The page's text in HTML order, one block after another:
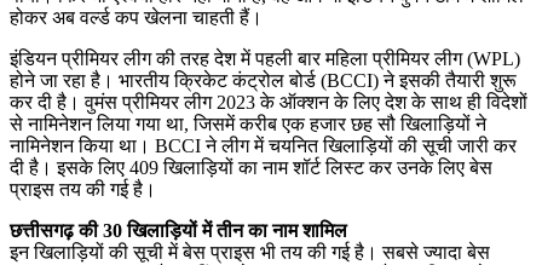
होकर अब वर्ल्ड कप खेलना चाहती हैं।
इंडियन प्रीमियर लीग की तरह देश में पहली बार महिला प्रीमियर लीग (WPL)
होने जा रहा है। भारतीय क्रिकेट कंट्रोल बोर्ड (BCCI) ने इसकी तैयारी शुरू
कर दी है। वुमंस प्रीमियर लीग 2023 के ऑक्शन के लिए देश के साथ ही विदेशों
से नामिनेशन लिया गया था, जिसमें करीब एक हजार छह सौ खिलाड़ियों ने
नामिनेशन किया था। BCCI ने लीग में चयनित खिलाड़ियों की सूची जारी कर
दी है। इसके लिए 409 खिलाड़ियों का नाम शॉर्ट लिस्ट कर उनके लिए बेस
प्राइस तय की गई है।
छत्तीसगढ़ की 30 खिलाड़ियों में तीन का नाम शामिल
इन खिलाड़ियों की सूची में बेस प्राइस भी तय की गई है। सबसे ज्यादा बेस